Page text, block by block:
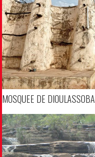
MOSQUEE DE DIOULASSOBA